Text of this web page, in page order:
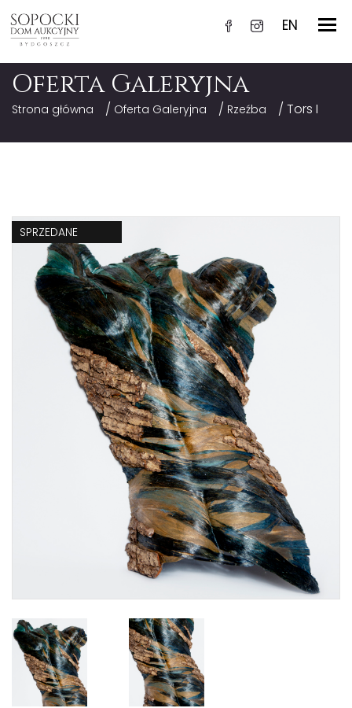
EN
Oferta Galeryjna
Strona główna / Oferta Galeryjna / Rzeźba / Tors I
SPRZEDANE